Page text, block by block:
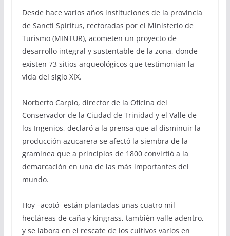
Desde hace varios años instituciones de la provincia
de Sancti Spíritus, rectoradas por el Ministerio de
Turismo (MINTUR), acometen un proyecto de
desarrollo integral y sustentable de la zona, donde
existen 73 sitios arqueológicos que testimonian la
vida del siglo XIX.
Norberto Carpio, director de la Oficina del
Conservador de la Ciudad de Trinidad y el Valle de
los Ingenios, declaró a la prensa que al disminuir la
producción azucarera se afectó la siembra de la
gramínea que a principios de 1800 convirtió a la
demarcación en una de las más importantes del
mundo.
Hoy –acotó- están plantadas unas cuatro mil
hectáreas de caña y kingrass, también valle adentro,
y se labora en el rescate de los cultivos varios en